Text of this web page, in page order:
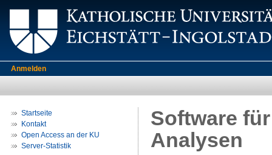
Anmelden
Startseite
Kontakt
Open Access an der KU
Server-Statistik
Software
Analysen